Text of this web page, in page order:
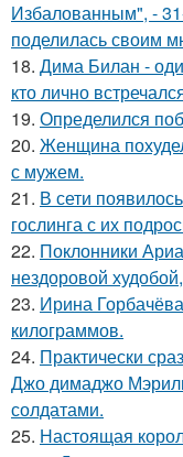
Избалованным", -
поделилась своим
18. Дима Билан -
кто лично
19. Определился
20. Женщина
с мужем.
21. В сети
гослинга с их
22. Поклонники
нездоровой
23. Ирина
килограммов.
24. Практически
Джо димаджо
солдатами.
25. Настоящая